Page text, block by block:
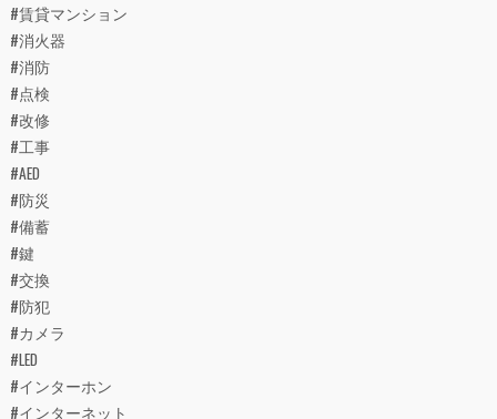
#賃貸マンション
#消火器
#消防
#点検
#改修
#工事
#AED
#防災
#備蓄
#鍵
#交換
#防犯
#カメラ
#LED
#インターホン
#インターネット